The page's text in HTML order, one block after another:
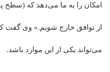
امکان را به ما می‌دهد که (سطح
از توافق خارج شویم.» وی گفت
می‌تواند یکی از این موارد باشد.